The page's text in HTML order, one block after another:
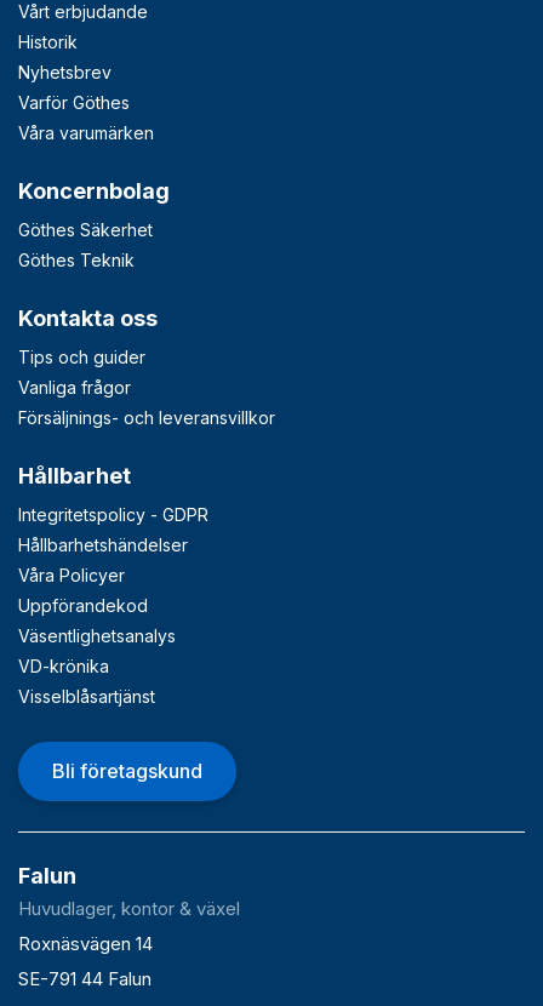
Vårt erbjudande
Historik
Nyhetsbrev
Varför Göthes
Våra varumärken
Koncernbolag
Göthes Säkerhet
Göthes Teknik
Kontakta oss
Tips och guider
Vanliga frågor
Försäljnings- och leveransvillkor
Hållbarhet
Integritetspolicy - GDPR
Hållbarhetshändelser
Våra Policyer
Uppförandekod
Väsentlighetsanalys
VD-krönika
Visselblåsartjänst
Bli företagskund
Falun
Huvudlager, kontor & växel
Roxnäsvägen 14
SE-791 44 Falun